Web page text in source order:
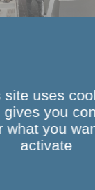
de
:
grâce à
site uses
gives you
what you
activate